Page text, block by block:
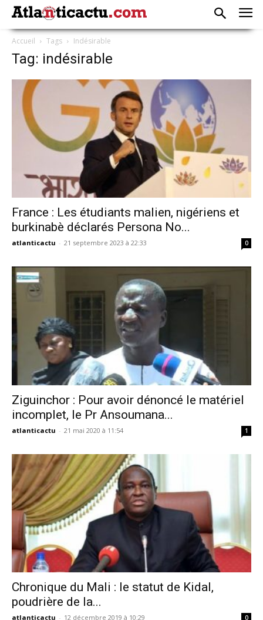
Accueil Tags Indésirable
Tag: indésirable
France : Les étudiants malien, nigériens et
burkinabè déclarés Persona No...
atlanticactu - 21 septembre 2023 à 22:33 0
Ziguinchor : Pour avoir dénoncé le matériel
incomplet, le Pr Ansoumana...
atlanticactu - 21 mai 2020 à 11:54 1
Chronique du Mali : le statut de Kidal,
poudrière de la...
atlanticactu - 12 décembre 2019 à 10:29 0